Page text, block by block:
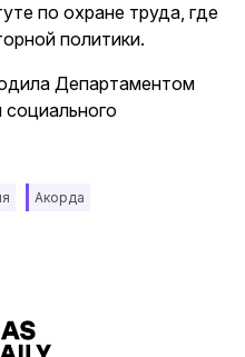
по охране труда, где
политики.
Департаментом
социального
Акорда